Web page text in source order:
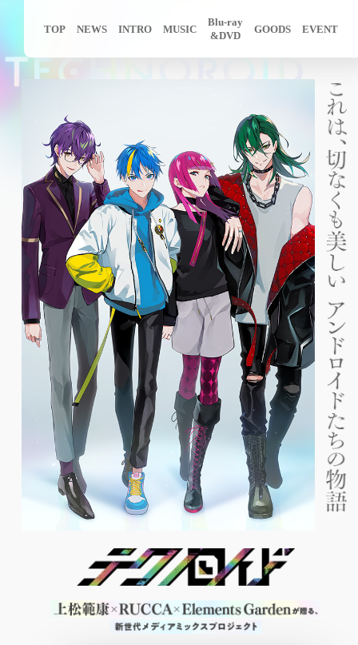
TOP NEWS INTRO MUSIC
Blu-ray
&DVD
GOODS EVENT